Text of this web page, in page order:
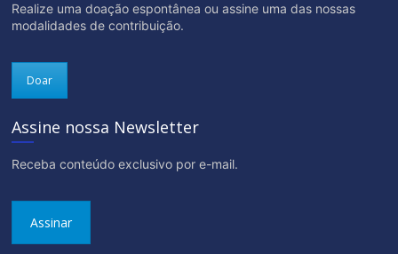
Realize uma doação espontânea ou assine uma das nossas
modalidades de contribuição.
Doar
Assine nossa Newsletter
Receba conteúdo exclusivo por e-mail.
Assinar